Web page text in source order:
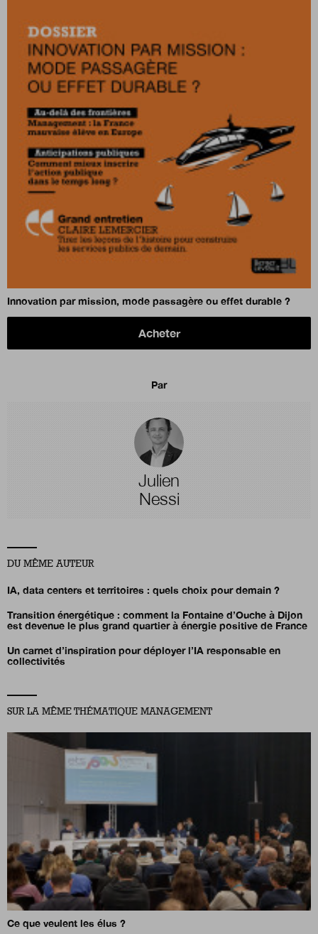
Innovation par mission, mode passagère ou effet durable ?
Acheter
Par
Julien
Nessi
DU MÊME AUTEUR
IA, data centers et territoires : quels choix pour demain ?
Transition énergétique : comment la Fontaine d’Ouche à Dijon
est devenue le plus grand quartier à énergie positive de France
Un carnet d’inspiration pour déployer l’IA responsable en
collectivités
SUR LA MÊME THÉMATIQUE MANAGEMENT
Ce que veulent les élus ?